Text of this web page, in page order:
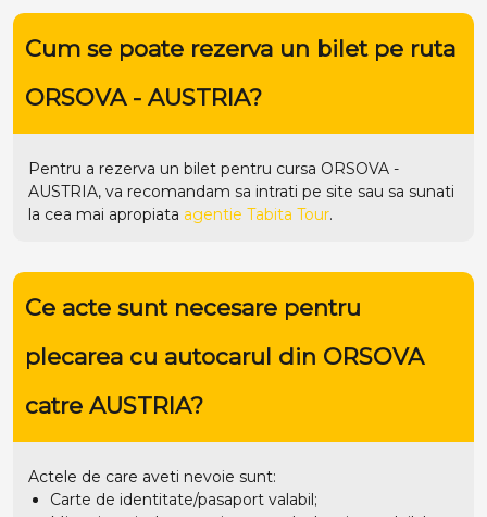
Cum se poate rezerva un bilet pe ruta
ORSOVA - AUSTRIA?
Pentru a rezerva un bilet pentru cursa ORSOVA -
AUSTRIA, va recomandam sa intrati pe site sau sa sunati
la cea mai apropiata agentie Tabita Tour.
Ce acte sunt necesare pentru
plecarea cu autocarul din ORSOVA
catre AUSTRIA?
Actele de care aveti nevoie sunt:
Carte de identitate/pasaport valabil;